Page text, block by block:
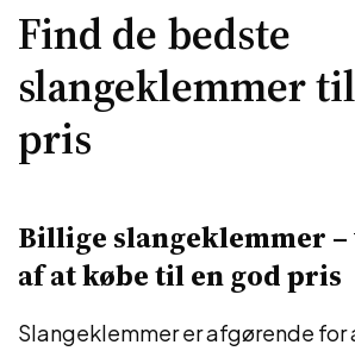
Find de bedste
slangeklemmer
pris
Billige slangeklemmer
af at købe til en god pris
Slangeklemmer er afgørende